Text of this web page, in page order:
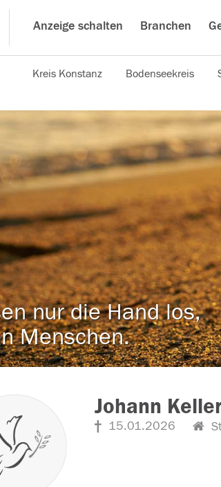
Anzeige schalten Branchen
Kreis Konstanz Bodenseekreis
nur die Hand los,
Menschen.
Johann Keller
15.01.2026